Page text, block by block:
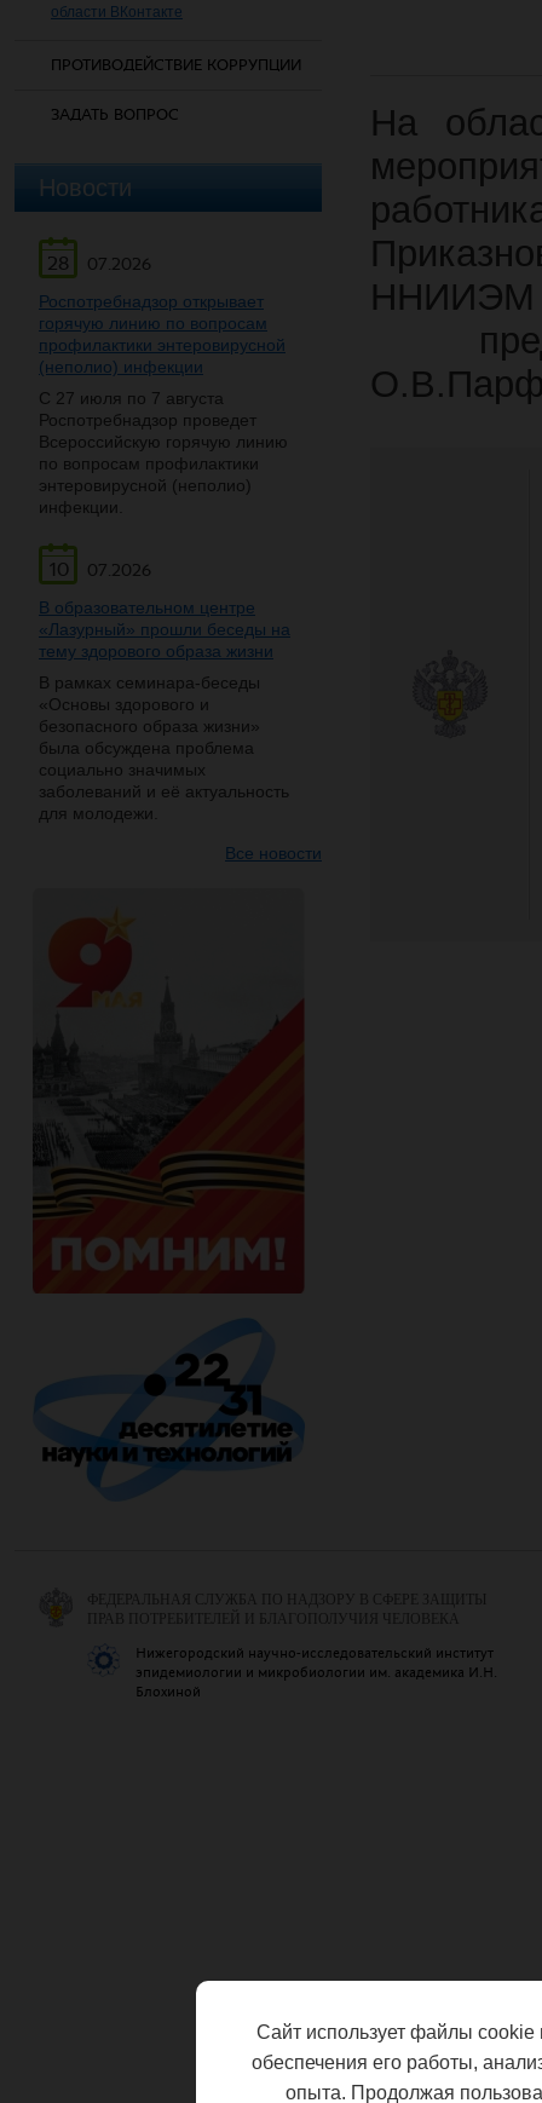
области ВКонтакте
ПРОТИВОДЕЙСТВИЕ КОРРУПЦИИ
ЗАДАТЬ ВОПРОС
Новости
28
07.2026
Роспотребнадзор открывает
горячую линию по вопросам
профилактики энтеровирусной
(неполио) инфекции
С 27 июля по 7 августа
Роспотребнадзор проведет
Всероссийскую горячую линию
по вопросам профилактики
энтеровирусной (неполио)
инфекции.
10
07.2026
В образовательном центре
«Лазурный» прошли беседы на
тему здорового образа жизни
В рамках семинара-беседы
«Основы здорового и
безопасного образа жизни»
была обсуждена проблема
социально значимых
заболеваний и её актуальность
для молодежи.
Все новости
На
ННИИЭМ
ФЕДЕРАЛЬНАЯ СЛУЖБА ПО НАДЗОРУ В СФЕРЕ ЗАЩИТЫ
ПРАВ ПОТРЕБИТЕЛЕЙ И БЛАГОПОЛУЧИЯ ЧЕЛОВЕКА
Нижегородский научно-исследовательский институт
эпидемиологии и микробиологии им. академика И.Н.
Блохиной
Сайт использует файлы cookie
обеспечения его работы,
опыта. Продолжая